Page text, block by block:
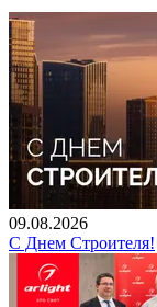
09.08.2026
С Днем Строителя!